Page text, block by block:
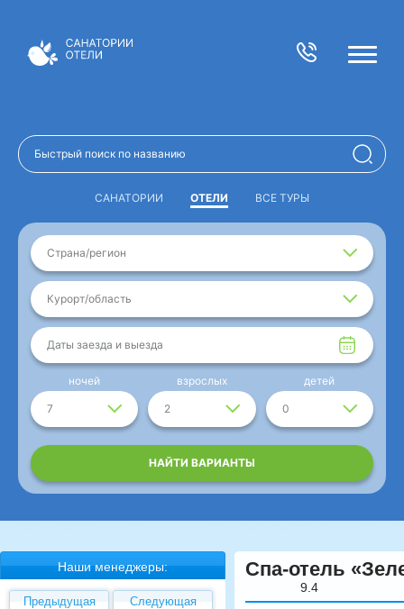
САНАТОРИИ ОТЕЛИ ВСЕ ТУРЫ
Страна/регион
Курорт/область
Даты заезда и выезда
7
ночей
2
взрослых
0
детей
НАЙТИ ВАРИАНТЫ
Наши менеджеры:
Предыдущая Следующая
Спа-отель
9.4